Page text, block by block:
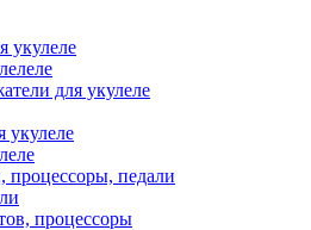
укулеле
для укулеле
укулеле
процессоры, педали
процессоры